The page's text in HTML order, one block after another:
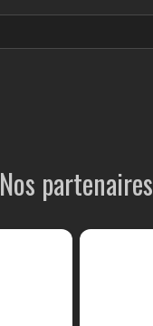
Nos partenaires